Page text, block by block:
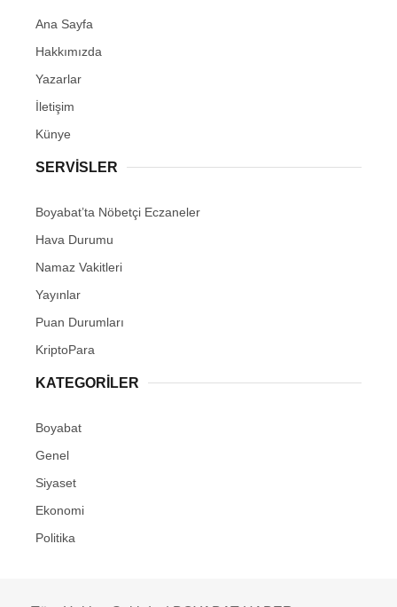
Ana Sayfa
Hakkımızda
Yazarlar
İletişim
Künye
SERVISLER
Boyabat’ta Nöbetçi Eczaneler
Hava Durumu
Namaz Vakitleri
Yayınlar
Puan Durumları
KriptoPara
KATEGORILER
Boyabat
Genel
Siyaset
Ekonomi
Politika